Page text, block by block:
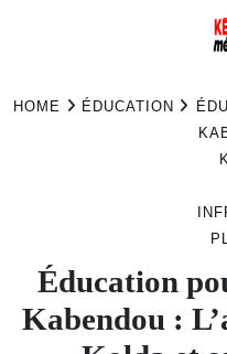
HOME ÉDUCATION
Éducation
Kabendou :